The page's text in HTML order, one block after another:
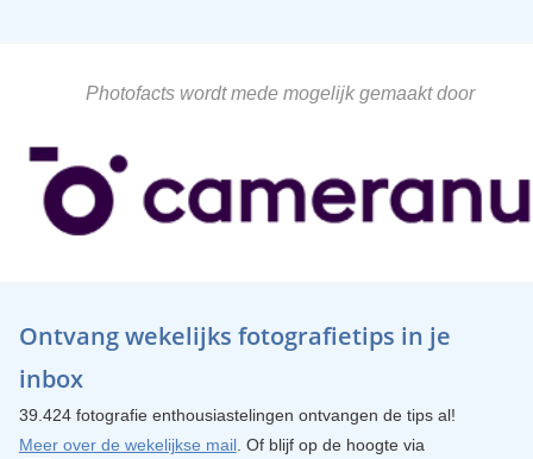
Photofacts wordt mede mogelijk gemaakt door
Ontvang wekelijks fotografietips in je
inbox
39.424 fotografie enthousiastelingen ontvangen de tips al!
Meer over de wekelijkse mail. Of blijf op de hoogte via